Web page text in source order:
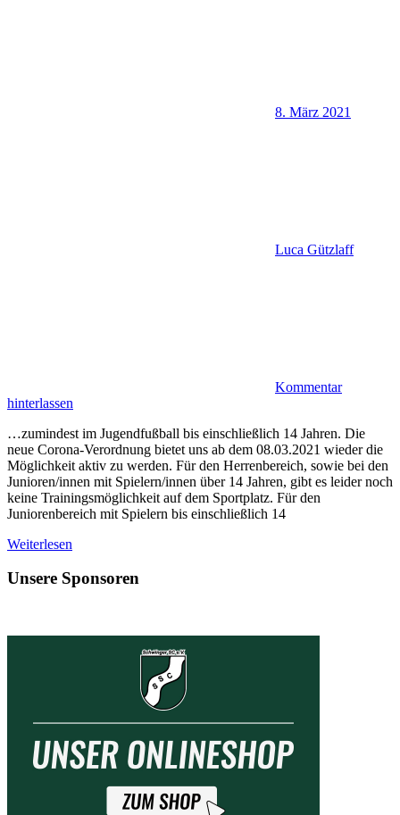
8. März 2021
Luca Gützlaff
Kommentar
hinterlassen
…zumindest im Jugendfußball bis einschließlich 14 Jahren. Die
neue Corona-Verordnung bietet uns ab dem 08.03.2021 wieder die
Möglichkeit aktiv zu werden. Für den Herrenbereich, sowie bei den
Junioren/innen mit Spielern/innen über 14 Jahren, gibt es leider noch
keine Trainingsmöglichkeit auf dem Sportplatz. Für den
Juniorenbereich mit Spielern bis einschließlich 14
Weiterlesen
Unsere Sponsoren